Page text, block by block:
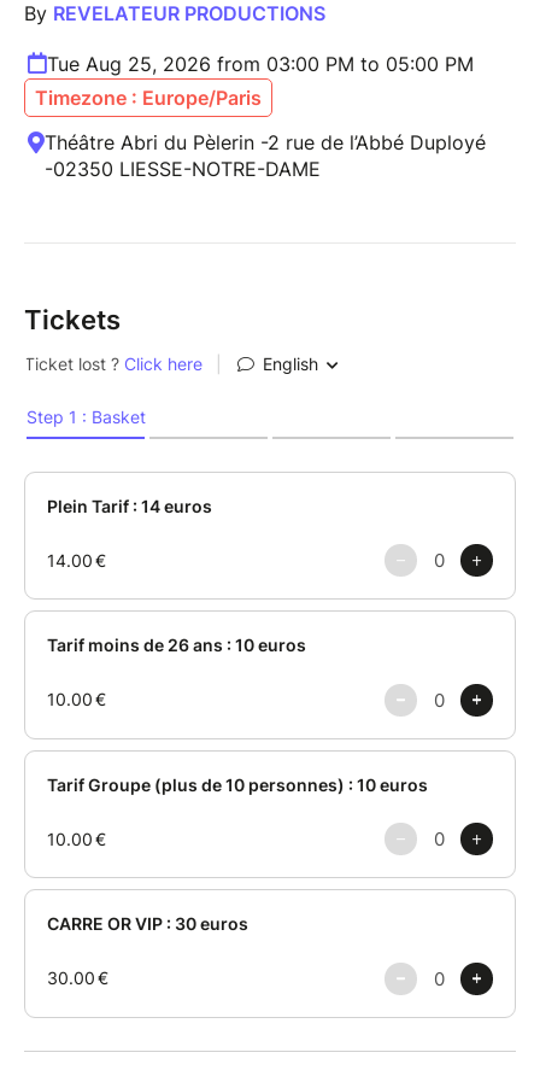
By REVELATEUR PRODUCTIONS
Tue Aug 25, 2026 from 03:00 PM to 05:00 PM
Timezone : Europe/Paris
Théâtre Abri du Pèlerin -2 rue de l’Abbé Duployé
-02350 LIESSE-NOTRE-DAME
Tickets